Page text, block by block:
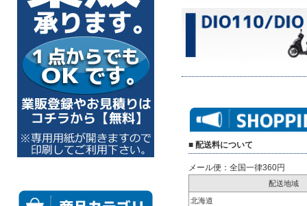
■ 配送料について
メール便：全国一律360円
配送地域
北海道